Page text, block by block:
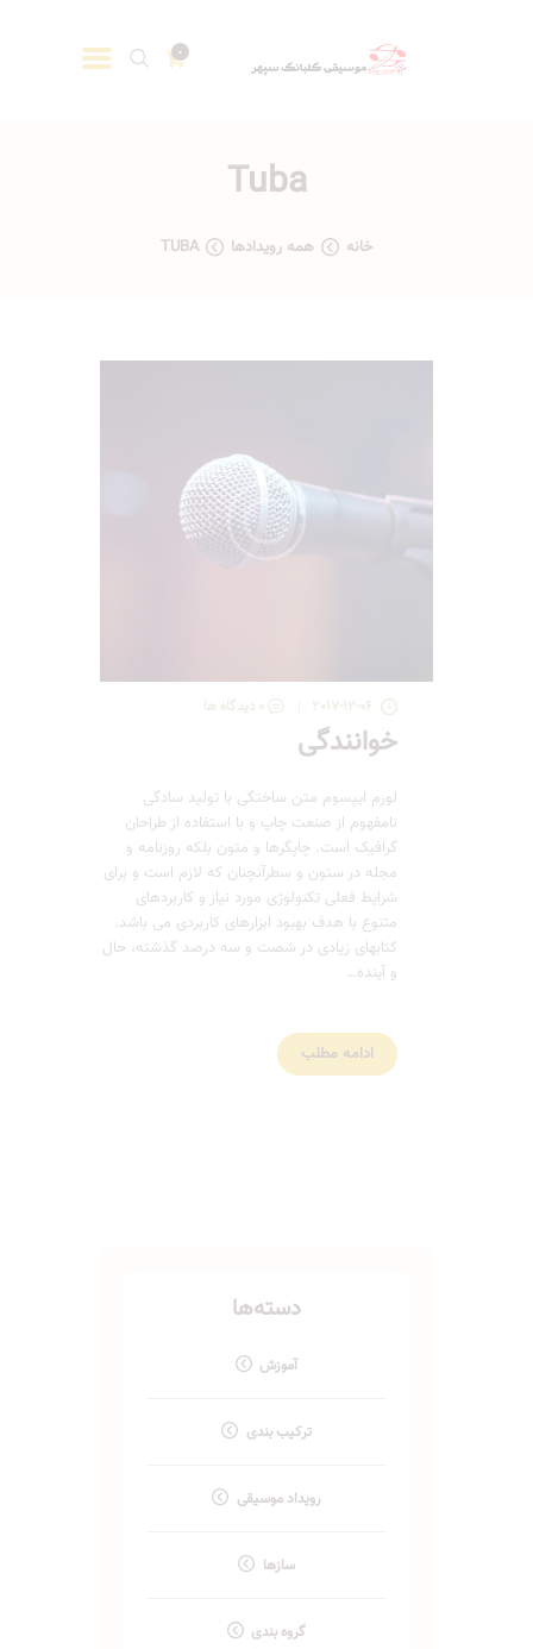
0
Tuba
خانه همه رویدادها TUBA
2017-12-06
0 دیدگاه ها
خوانندگی
لورم ایپسوم متن ساختگی با تولید سادگی
نامفهوم از صنعت چاپ و با استفاده از طراحان
گرافیک است. چاپگرها و متون بلکه روزنامه و
مجله در ستون و سطرآنچنان که لازم است و برای
شرایط فعلی تکنولوژی مورد نیاز و کاربردهای
متنوع با هدف بهبود ابزارهای کاربردی می باشد.
کتابهای زیادی در شصت و سه درصد گذشته، حال
و آینده…
ادامه مطلب
دسته‌ها
آموزش
ترکیب بندی
رویداد موسیقی
سازها
گروه بندی